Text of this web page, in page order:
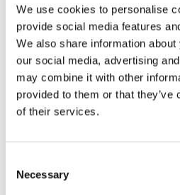
We use cookies to personalise
provide social media features
We also share information
our social media, advertising
may combine it with other
provided to them or that
of their services.
Selection
Necessary
Discover more